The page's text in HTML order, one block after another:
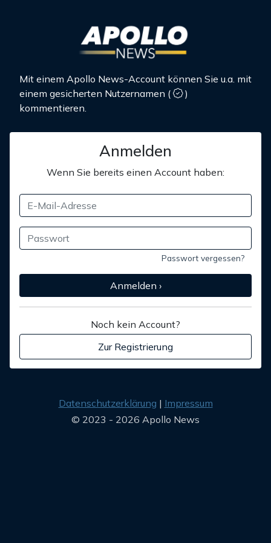
Mit einem Apollo News-Account können Sie u.a. mit
einem gesicherten Nutzernamen (
)
kommentieren.
Anmelden
Wenn Sie bereits einen Account haben:
Passwort vergessen?
Anmelden ›
Noch kein Account?
Zur Registrierung
Datenschutzerklärung
Impressum
© 2023 - 2026 Apollo News